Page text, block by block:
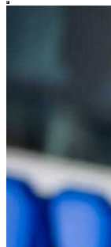
Open main menu